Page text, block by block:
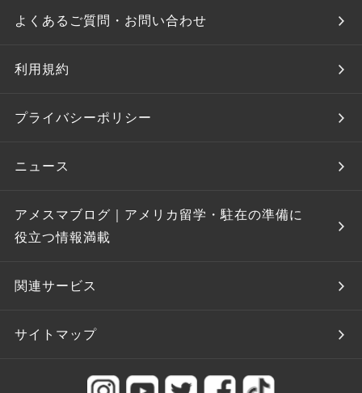
よくあるご質問・お問い合わせ
利用規約
プライバシーポリシー
ニュース
アメスマブログ｜アメリカ留学・駐在の準備に
役立つ情報満載
関連サービス
サイトマップ